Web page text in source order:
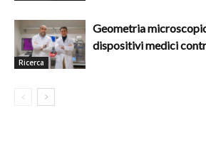
Ricerca
Geometria
dispositivi medici